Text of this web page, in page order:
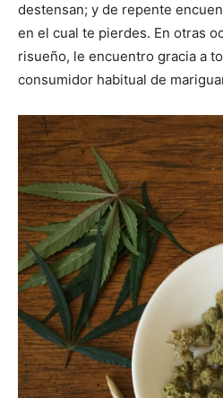
destensan; y de repente
en el cual te pierdes. En otras
risueño, le encuentro gracia a
consumidor habitual de